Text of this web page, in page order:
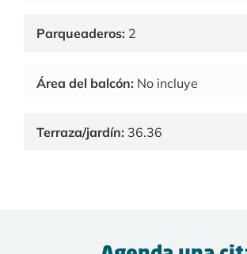
Parqueaderos: 2
Área del balcón: No incluye
Terraza/jardín: 36.36